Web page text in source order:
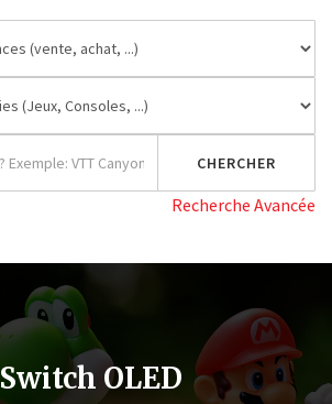
Recherche Avancée
OLED